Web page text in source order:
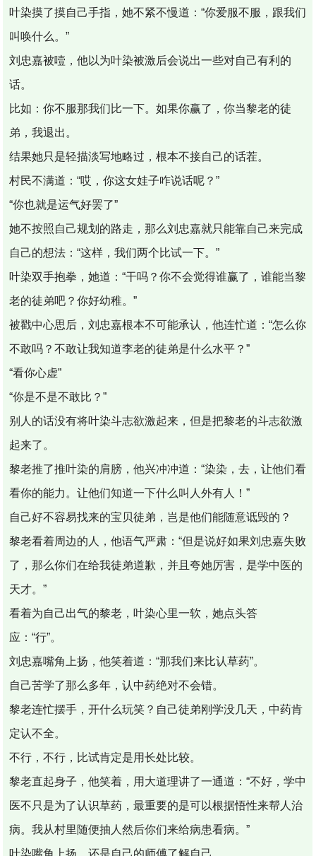
叶染摸了摸自己手指，她不紧不慢道：“你爱服不服，跟我们
叫唤什么。”
刘忠嘉被噎，他以为叶染被激后会说出一些对自己有利的
话。
比如：你不服那我们比一下。如果你赢了，你当黎老的徒
弟，我退出。
结果她只是轻描淡写地略过，根本不接自己的话茬。
村民不满道：“哎，你这女娃子咋说话呢？”
“你也就是运气好罢了”
她不按照自己规划的路走，那么刘忠嘉就只能靠自己来完成
自己的想法：“这样，我们两个比试一下。”
叶染双手抱拳，她道：“干吗？你不会觉得谁赢了，谁能当黎
老的徒弟吧？你好幼稚。”
被戳中心思后，刘忠嘉根本不可能承认，他连忙道：“怎么你
不敢吗？不敢让我知道李老的徒弟是什么水平？”
“看你心虚”
“你是不是不敢比？”
别人的话没有将叶染斗志欲激起来，但是把黎老的斗志欲激
起来了。
黎老推了推叶染的肩膀，他兴冲冲道：“染染，去，让他们看
看你的能力。让他们知道一下什么叫人外有人！”
自己好不容易找来的宝贝徒弟，岂是他们能随意诋毁的？
黎老看着周边的人，他语气严肃：“但是说好如果刘忠嘉失败
了，那么你们在给我徒弟道歉，并且夸她厉害，是学中医的
天才。”
看着为自己出气的黎老，叶染心里一软，她点头答
应：“行”。
刘忠嘉嘴角上扬，他笑着道：“那我们来比认草药”。
自己苦学了那么多年，认中药绝对不会错。
黎老连忙摆手，开什么玩笑？自己徒弟刚学没几天，中药肯
定认不全。
不行，不行，比试肯定是用长处比较。
黎老直起身子，他笑着，用大道理讲了一通道：“不好，学中
医不只是为了认识草药，最重要的是可以根据悟性来帮人治
病。我从村里随便抽人然后你们来给病患看病。”
叶染嘴角上扬，还是自己的师傅了解自己。